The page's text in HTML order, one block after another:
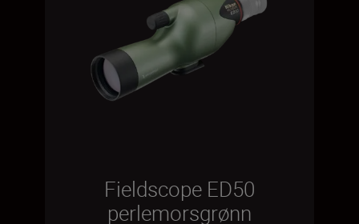
Fieldscope ED50
perlemorsgrønn